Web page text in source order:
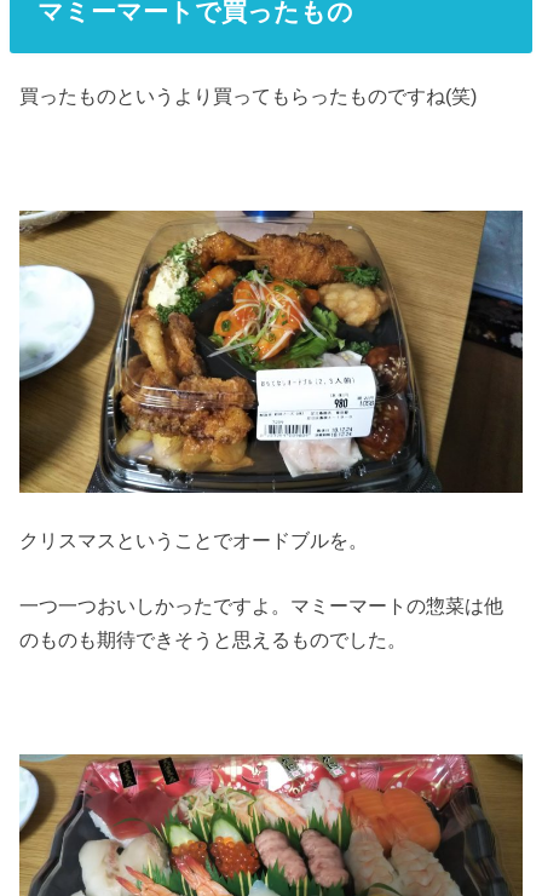
マミーマートで買ったもの
買ったものというより買ってもらったものですね(笑)
クリスマスということでオードブルを。
一つ一つおいしかったですよ。マミーマートの惣菜は他
のものも期待できそうと思えるものでした。